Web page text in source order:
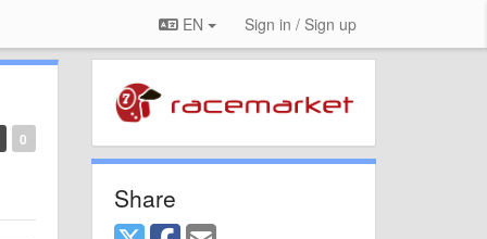
EN Sign in / Sign up
0
Share